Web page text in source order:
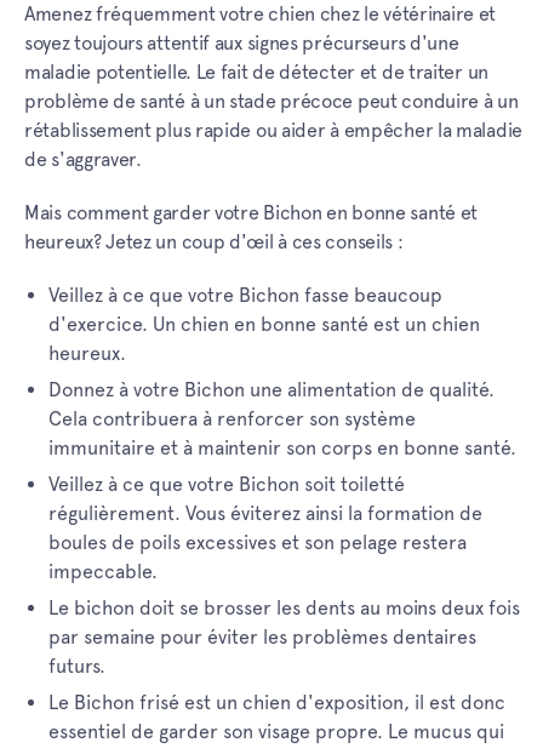
Amenez fréquemment votre chien chez le vétérinaire et
soyez toujours attentif aux signes précurseurs d'une
maladie potentielle. Le fait de détecter et de traiter un
problème de santé à un stade précoce peut conduire à un
rétablissement plus rapide ou aider à empêcher la maladie
de s'aggraver.
Mais comment garder votre Bichon en bonne santé et
heureux? Jetez un coup d'œil à ces conseils :
Veillez à ce que votre Bichon fasse beaucoup
d'exercice. Un chien en bonne santé est un chien
heureux.
Donnez à votre Bichon une alimentation de qualité.
Cela contribuera à renforcer son système
immunitaire et à maintenir son corps en bonne santé.
Veillez à ce que votre Bichon soit toiletté
régulièrement. Vous éviterez ainsi la formation de
boules de poils excessives et son pelage restera
impeccable.
Le bichon doit se brosser les dents au moins deux fois
par semaine pour éviter les problèmes dentaires
futurs.
Le Bichon frisé est un chien d'exposition, il est donc
essentiel de garder son visage propre. Le mucus qui